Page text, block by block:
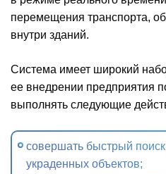
перемещения транспорта,
внутри зданий.
Система имеет широкий
ее внедрении предприятия
выполнять следующие
совершать быстрый
украденных объектов;